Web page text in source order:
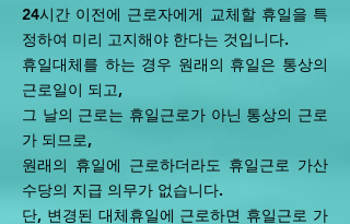
24시간 이전에 근로자에게 교체할 휴일을 특
정하여 미리 고지해야 한다는 것입니다.
휴일대체를 하는 경우 원래의 휴일은 통상의
근로일이 되고,
그 날의 근로는 휴일근로가 아닌 통상의 근로
가 되므로,
원래의 휴일에 근로하더라도 휴일근로 가산
수당의 지급 의무가 없습니다.
단, 변경된 대체휴일에 근로하면 휴일근로 가